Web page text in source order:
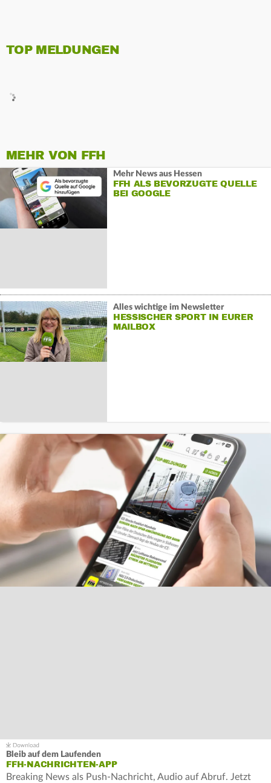
TOP MELDUNGEN
MEHR VON FFH
Mehr News aus Hessen
FFH ALS BEVORZUGTE QUELLE
BEI GOOGLE
Alles wichtige im Newsletter
HESSISCHER SPORT IN EURER
MAILBOX
Bleib auf dem Laufenden
FFH-NACHRICHTEN-APP
Breaking News als Push-Nachricht, Audio auf Abruf. Jetzt